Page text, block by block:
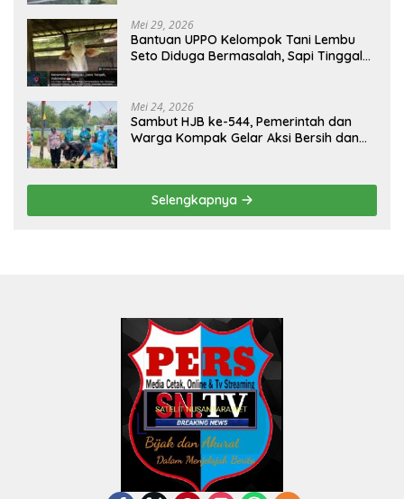
Mei 29, 2026
Bantuan UPPO Kelompok Tani Lembu
Seto Diduga Bermasalah, Sapi Tinggal
Mei 24, 2026
Sambut HJB ke-544, Pemerintah dan
Warga Kompak Gelar Aksi Bersih dan
Selengkapnya